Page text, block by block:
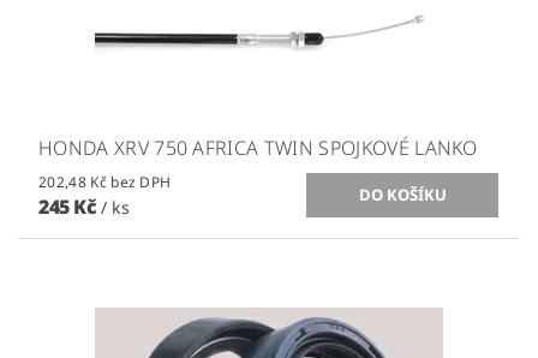
HONDA XRV 750 AFRICA TWIN SPOJKOVÉ LANKO
202,48 Kč bez DPH
245 Kč / ks